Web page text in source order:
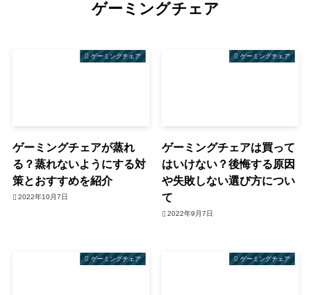
ゲーミングチェア
ゲーミングチェア
ゲーミングチェアが蒸れ
る？蒸れないようにする対
策とおすすめを紹介
2022年10月7日
ゲーミングチェア
ゲーミングチェアは買って
はいけない？後悔する原因
や失敗しない選び方につい
て
2022年9月7日
ゲーミングチェア ゲーミングチェア